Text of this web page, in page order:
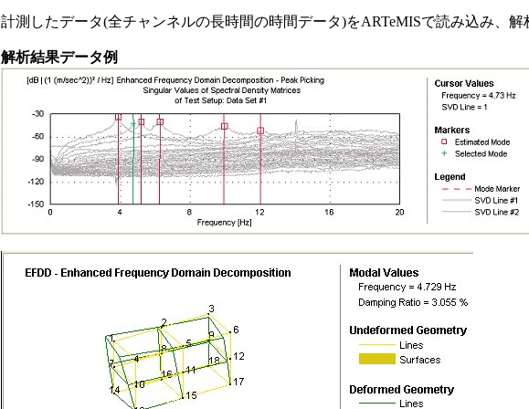
計測したデータ(全チャンネルの長時間の時間データ)をARTeMISで読み込み、解
解析結果データ例